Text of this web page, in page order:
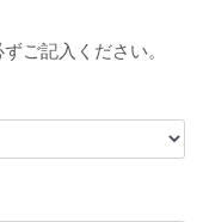
ご記入ください。